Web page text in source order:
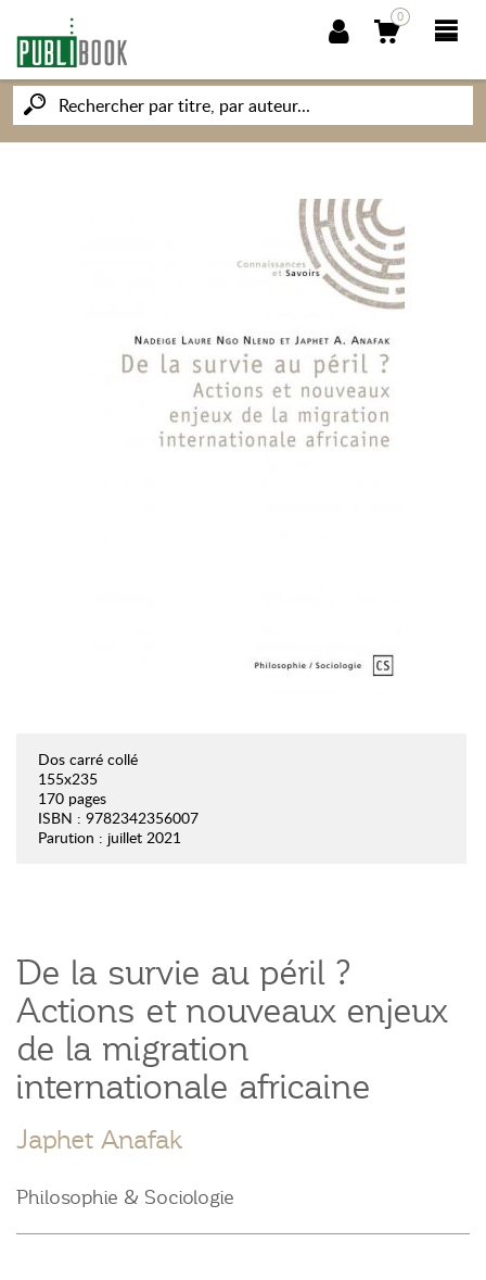
0
NOUVEAUTÉS
SOCIÉTÉ DES ÉCRIVAINS
CONNAISSANCES ET SAVOIRS
MON PETIT ÉDITEUR
Dos carré collé
155x235
170 pages
ISBN : 9782342356007
Parution : juillet 2021
De la survie au péril ?
Actions et nouveaux enjeux
de la migration
internationale africaine
Japhet Anafak
Philosophie & Sociologie